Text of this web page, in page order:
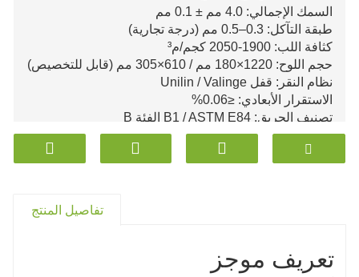
السمك الإجمالي: 4.0 مم ± 0.1 مم
طبقة التآكل: 0.3–0.5 مم (درجة تجارية)
كثافة اللب: 1900-2050 كجم/م³
حجم اللوح: 1220×180 مم / 610×305 مم (قابل للتخصيص)
نظام النقر: قفل Unilin / Valinge
الاستقرار الأبعادي: ≤0.06%
تصنيف الحريق: B1 / ASTM E84 الفئة B
مقاومة الانزلاق: R9–R10
الفورمالديهايد: لم يتم الكشف عنه (EN 717-1)
تفاصيل المنتج
تعريف موجز